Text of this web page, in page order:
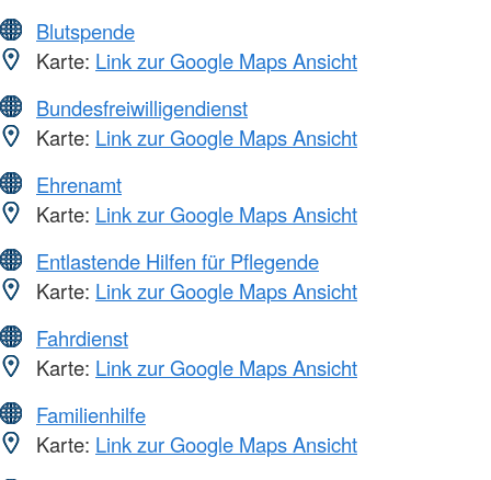
Blutspende
Karte: Link zur Google Maps Ansicht
Bundesfreiwilligendienst
Karte: Link zur Google Maps Ansicht
Ehrenamt
Karte: Link zur Google Maps Ansicht
Entlastende Hilfen für Pflegende
Karte: Link zur Google Maps Ansicht
Fahrdienst
Karte: Link zur Google Maps Ansicht
Familienhilfe
Karte: Link zur Google Maps Ansicht